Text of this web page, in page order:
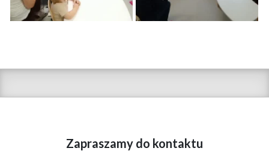
Zapraszamy do kontaktu